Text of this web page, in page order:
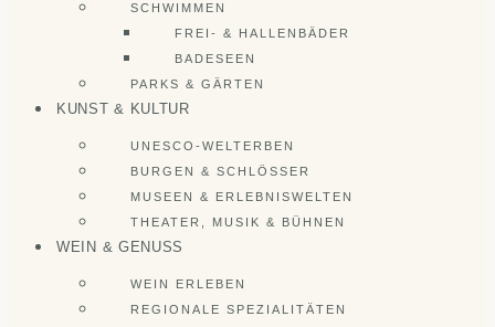
SCHWIMMEN
FREI- & HALLENBÄDER
BADESEEN
PARKS & GÄRTEN
KUNST & KULTUR
UNESCO-WELTERBEN
BURGEN & SCHLÖSSER
MUSEEN & ERLEBNISWELTEN
THEATER, MUSIK & BÜHNEN
WEIN & GENUSS
WEIN ERLEBEN
REGIONALE SPEZIALITÄTEN